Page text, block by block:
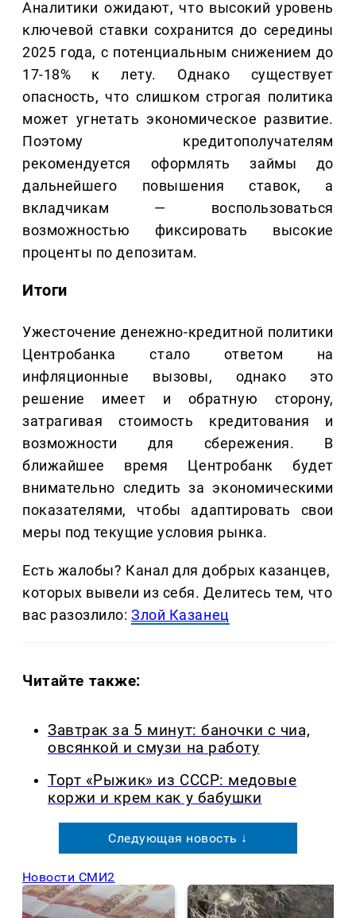
Аналитики ожидают, что высокий уровень
ключевой ставки сохранится до середины
2025 года, с потенциальным снижением до
17-18% к лету. Однако существует
опасность, что слишком строгая политика
может угнетать экономическое развитие.
Поэтому кредитополучателям
рекомендуется оформлять займы до
дальнейшего повышения ставок, а
вкладчикам — воспользоваться
возможностью фиксировать высокие
проценты по депозитам.
Итоги
Ужесточение денежно-кредитной политики
Центробанка стало ответом на
инфляционные вызовы, однако это
решение имеет и обратную сторону,
затрагивая стоимость кредитования и
возможности для сбережения. В
ближайшее время Центробанк будет
внимательно следить за экономическими
показателями, чтобы адаптировать свои
меры под текущие условия рынка.
Есть жалобы? Канал для добрых казанцев,
которых вывели из себя. Делитеcь тем, что
вас разозлило:Злой Казанец
Читайте также:
Завтрак за 5 минут: баночки с чиа,
овсянкой и смузи на работу
Торт «Рыжик» из СССР: медовые
коржи и крем как у бабушки
Следующая новость ↓
Новости СМИ2